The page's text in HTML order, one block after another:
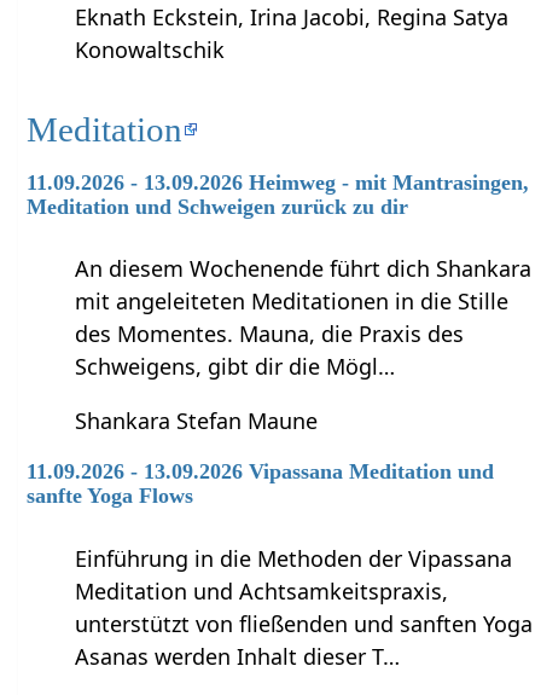
Eknath Eckstein, Irina Jacobi, Regina Satya
Konowaltschik
Meditation
11.09.2026 - 13.09.2026 Heimweg - mit Mantrasingen,
Meditation und Schweigen zurück zu dir
An diesem Wochenende führt dich Shankara
mit angeleiteten Meditationen in die Stille
des Momentes. Mauna, die Praxis des
Schweigens, gibt dir die Mögl…
Shankara Stefan Maune
11.09.2026 - 13.09.2026 Vipassana Meditation und
sanfte Yoga Flows
Einführung in die Methoden der Vipassana
Meditation und Achtsamkeitspraxis,
unterstützt von fließenden und sanften Yoga
Asanas werden Inhalt dieser T…